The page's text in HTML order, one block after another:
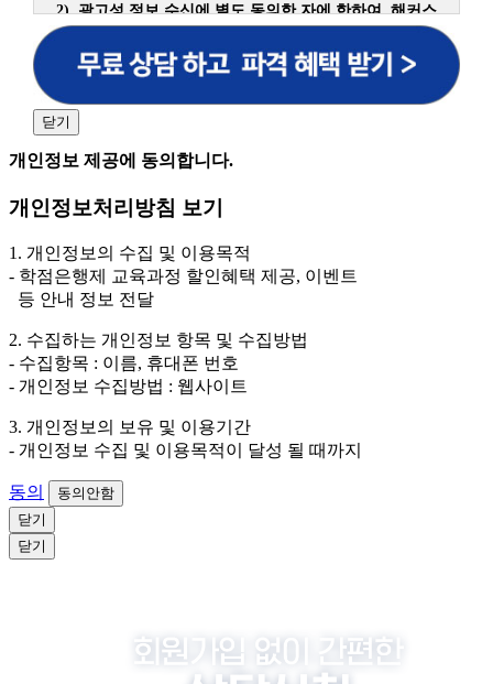
2) 광고성 정보 수신에 별도 동의한 자에 한하여 해커스
원격평생교육원을 비롯한 해커스 교육그룹의 새로운 서
비스 신상품이나 이벤트, 최신 정보 안내 등 신청자의 취
향에 맞는 최적의 서비스를 제공하기 위함.
어, 해커스일본어, 해커스잡, 해커스금융, 해커스임용, 해커스공무
원, 해커스경찰, 해커스소방, 해커스공인중개사, 해커스주택관리
사, 해커스편입 등)
3. 개인정보 보유/이용 기간: 법령상 정하는 경우를 제
외하고는 회원탈퇴 시까지 이용 및 보관합니다. 단, 비회
원이거나 상담 시로부터 3년 이내 탈퇴하는 자의 경우,
소비자 불만 또는 분쟁처리를 위해 3년간 보관합니다.
의 경우에는 상담 신청이 제한됩니다.
닫기
개인정보 제공에 동의합니다.
개인정보처리방침 보기
1. 개인정보의 수집 및 이용목적
- 학점은행제 교육과정 할인혜택 제공, 이벤트
등 안내 정보 전달
2. 수집하는 개인정보 항목 및 수집방법
- 수집항목 : 이름, 휴대폰 번호
- 개인정보 수집방법 : 웹사이트
3. 개인정보의 보유 및 이용기간
- 개인정보 수집 및 이용목적이 달성 될 때까지
동의
동의안함
닫기
닫기